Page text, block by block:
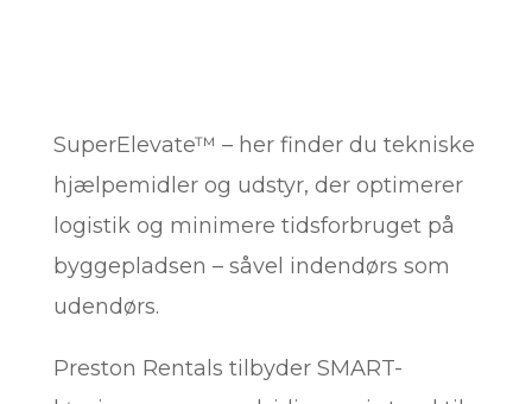
SuperElevate™ – her finder du tekniske
hjælpemidler og udstyr, der optimerer
logistik og minimere tidsforbruget på
byggepladsen – såvel indendørs som
udendørs.
Preston Rentals tilbyder SMART-